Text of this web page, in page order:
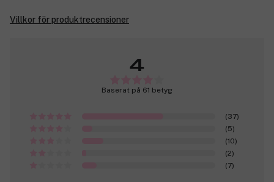
Villkor för produktrecensioner
4
Baserat på 61 betyg
(37)
(5)
(10)
(2)
(7)